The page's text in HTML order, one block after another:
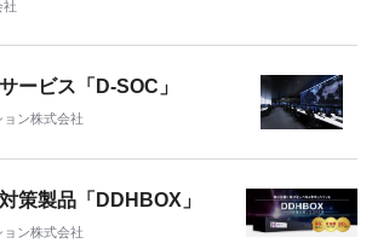
社
ービス「D-SOC」
ン株式会社
策製品「DDHBOX」
ン株式会社